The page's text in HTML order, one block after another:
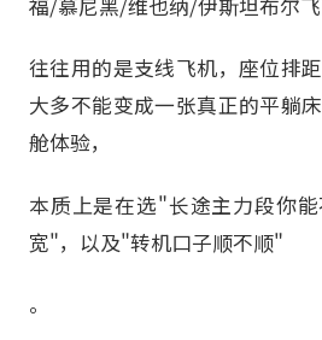
福/慕尼黑/维也纳/伊斯坦布尔飞
往往用的是支线飞机，座位排
大多不能变成一张真正的平躺
舱体验，
本质上是在选"长途主力段你
宽"，以及"转机口子顺不顺"
。